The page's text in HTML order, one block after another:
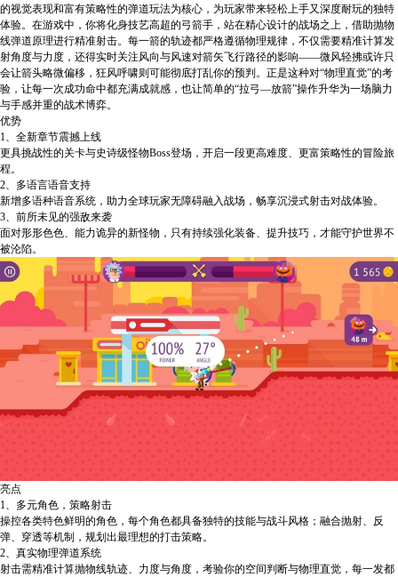
的视觉表现和富有策略性的弹道玩法为核心，为玩家带来轻松上手又深度耐玩的独特
体验。在游戏中，你将化身技艺高超的弓箭手，站在精心设计的战场之上，借助抛物
线弹道原理进行精准射击。每一箭的轨迹都严格遵循物理规律，不仅需要精准计算发
射角度与力度，还得实时关注风向与风速对箭矢飞行路径的影响——微风轻拂或许只
会让箭头略微偏移，狂风呼啸则可能彻底打乱你的预判。正是这种对“物理直觉”的考
验，让每一次成功命中都充满成就感，也让简单的“拉弓—放箭”操作升华为一场脑力
与手感并重的战术博弈。
优势
1、全新章节震撼上线
更具挑战性的关卡与史诗级怪物Boss登场，开启一段更高难度、更富策略性的冒险旅
程。
2、多语言语音支持
新增多语种语音系统，助力全球玩家无障碍融入战场，畅享沉浸式射击对战体验。
3、前所未见的强敌来袭
面对形形色色、能力诡异的新怪物，只有持续强化装备、提升技巧，才能守护世界不
被沦陷。
亮点
1、多元角色，策略射击
操控各类特色鲜明的角色，每个角色都具备独特的技能与战斗风格；融合抛射、反
弹、穿透等机制，规划出最理想的打击策略。
2、真实物理弹道系统
射击需精准计算抛物线轨迹、力度与角度，考验你的空间判断与物理直觉，每一发都